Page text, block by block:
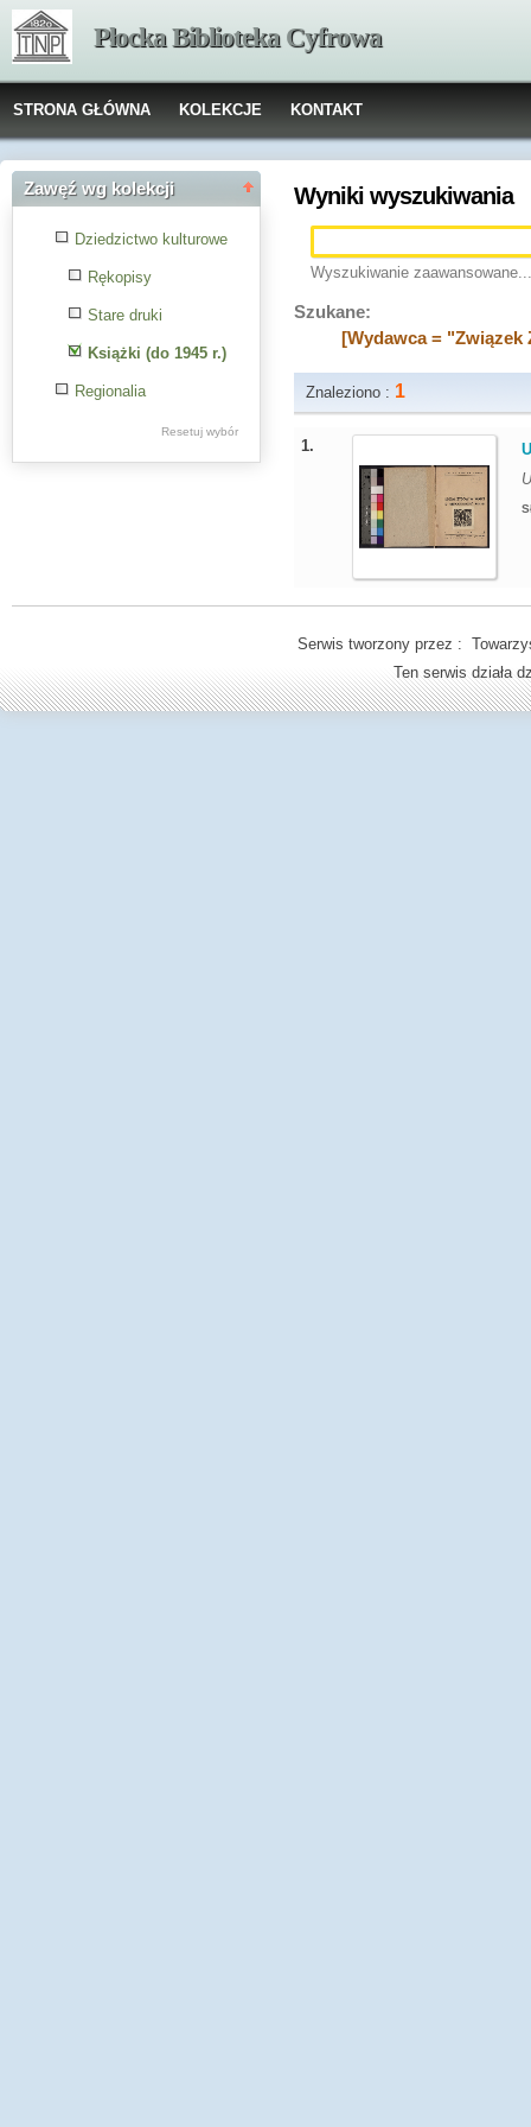
Płocka Biblioteka Cyfrowa
STRONA GŁÓWNA KOLEKCJE KONTAKT
Zawęź wg kolekcji
Dziedzictwo kulturowe
Rękopisy
Stare druki
Książki (do 1945 r.)
Regionalia
Resetuj wybór
Wyniki wyszukiwania
Wyszukiwanie zaawansowane...
Szukane:
[Wydawca =
Znaleziono : 1
1.
Serwis tworzony przez :
Ten serwis działa